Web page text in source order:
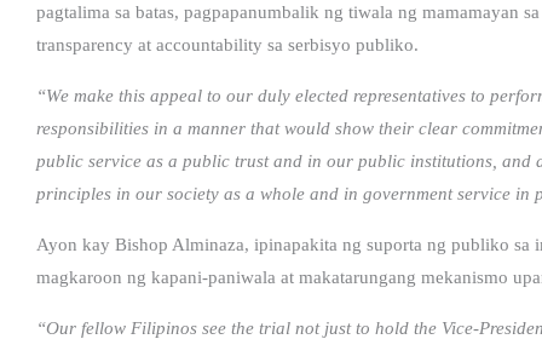
pagtalima sa batas, pagpapanumbalik ng tiwala ng mamamayan
transparency at accountability sa serbisyo publiko.
“We make this appeal to our duly elected representatives to
responsibilities in a manner that would show their clear
public service as a public trust and in our public institutions,
principles in our society as a whole and in government service in
Ayon kay Bishop Alminaza, ipinapakita ng suporta ng publiko sa
magkaroon ng kapani-paniwala at makatarungang mekanismo
“Our fellow Filipinos see the trial not just to hold the Vice-